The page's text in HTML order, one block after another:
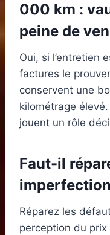
000 km :
peine de
Oui, si l’entretien
factures le
conservent une
kilométrage
jouent un rôle
Faut-il
Réparez les
perception du